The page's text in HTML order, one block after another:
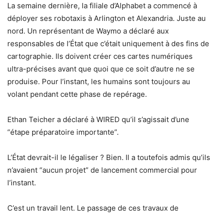
La semaine dernière, la filiale d’Alphabet a commencé à
déployer ses robotaxis à Arlington et Alexandria. Juste au
nord. Un représentant de Waymo a déclaré aux
responsables de l’État que c’était uniquement à des fins de
cartographie. Ils doivent créer ces cartes numériques
ultra-précises avant que quoi que ce soit d’autre ne se
produise. Pour l’instant, les humains sont toujours au
volant pendant cette phase de repérage.
Ethan Teicher a déclaré à WIRED qu’il s’agissait d’une
“étape préparatoire importante”.
L’État devrait-il le légaliser ? Bien. Il a toutefois admis qu’ils
n’avaient “aucun projet” de lancement commercial pour
l’instant.
C’est un travail lent. Le passage de ces travaux de